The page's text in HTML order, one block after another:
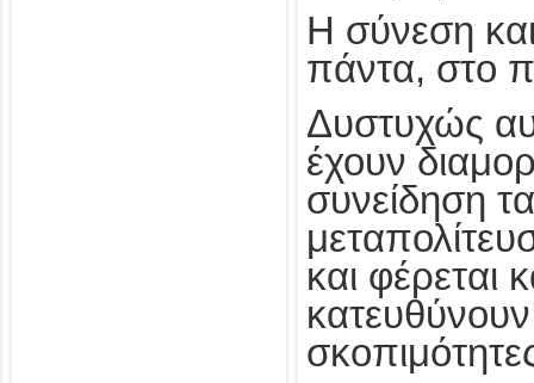
Η σύνεση
πάντα, στο
Δυστυχώς
έχουν
συνείδηση
και φέρεται
κατευθύνουν